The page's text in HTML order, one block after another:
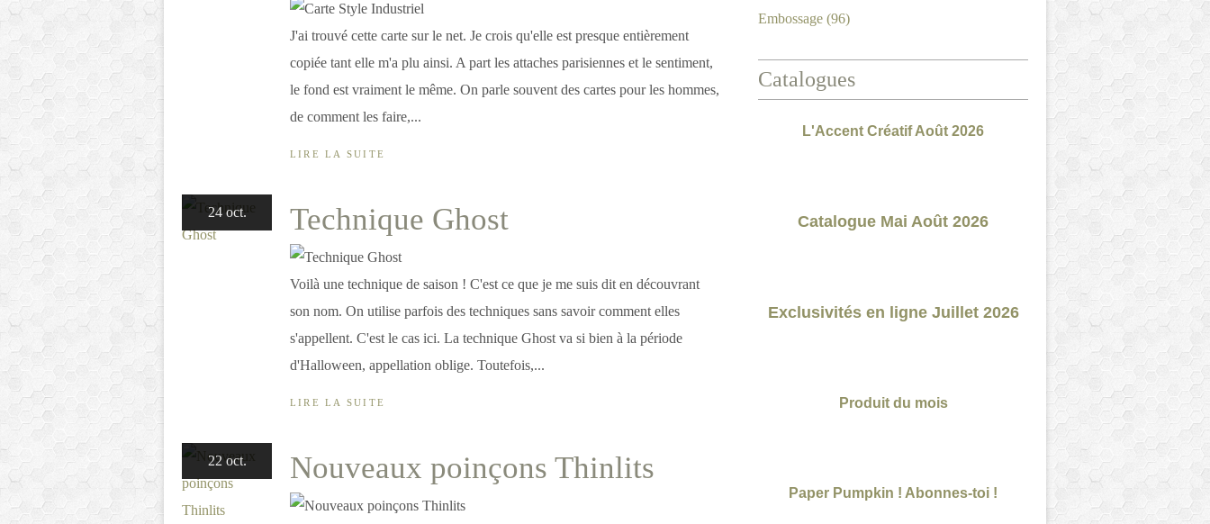
J'ai trouvé cette carte sur le net. Je crois qu'elle est presque entièrement
copiée tant elle m'a plu ainsi. A part les attaches parisiennes et le sentiment,
le fond est vraiment le même. On parle souvent des cartes pour les hommes,
de comment les faire,...
LIRE LA SUITE
24 oct. Technique Ghost
Voilà une technique de saison ! C'est ce que je me suis dit en découvrant
son nom. On utilise parfois des techniques sans savoir comment elles
s'appellent. C'est le cas ici. La technique Ghost va si bien à la période
d'Halloween, appellation oblige. Toutefois,...
LIRE LA SUITE
22 oct. Nouveaux poinçons Thinlits
Embossage (96)
Catalogues
L'Accent Créatif Août 2026
Catalogue Mai Août 2026
Exclusivités en ligne Juillet 2026
Produit du mois
Paper Pumpkin ! Abonnes-toi !